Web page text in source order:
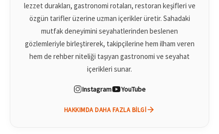
lezzet durakları, gastronomi rotaları, restoran keşifleri ve
özgün tarifler üzerine uzman içerikler üretir. Sahadaki
mutfak deneyimini seyahatlerinden beslenen
gözlemleriyle birleştirerek, takipçilerine hem ilham veren
hem de rehber niteliği taşıyan gastronomi ve seyahat
içerikleri sunar.
Instagram YouTube
HAKKIMDA DAHA FAZLA BILGI